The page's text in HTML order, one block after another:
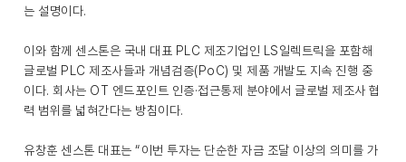
는 설명이다.
이와 함께 센스톤은 국내 대표 PLC 제조기업인 LS일렉트릭을 포함해
글로벌 PLC 제조사들과 개념검증(PoC) 및 제품 개발도 지속 진행 중
이다. 회사는 OT 엔드포인트 인증·접근통제 분야에서 글로벌 제조사 협
력 범위를 넓혀간다는 방침이다.
유창훈 센스톤 대표는 “이번 투자는 단순한 자금 조달 이상의 의미를 가